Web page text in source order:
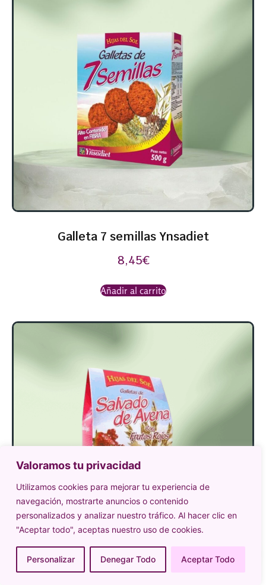
Valoramos tu privacidad
Utilizamos cookies para mejorar tu experiencia de
navegación, mostrarte anuncios o contenido
personalizados y analizar nuestro tráfico. Al hacer clic en
"Aceptar todo", aceptas nuestro uso de cookies.
Personalizar Denegar Todo Aceptar Todo
Galleta 7 semillas Ynsadiet
8,45€
Añadir al carrito